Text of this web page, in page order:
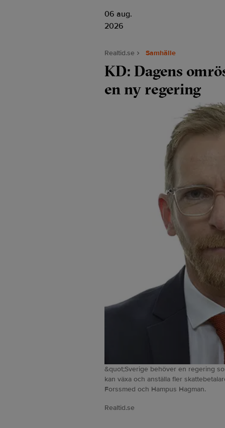
06 aug.
2026
Realtid.se Samhälle
KD: Dagens
en ny regering
&quot;Sverige behöver en regering
kan växa och anställa fler
Forssmed och Hampus Hagman.
Realtid.se